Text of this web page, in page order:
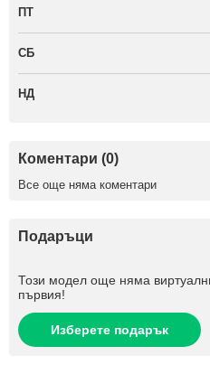
ПТ
СБ
НД
Коментари (0)
Все още няма коментари
Подаръци
Този модел още няма
първия!
Изберете подарък